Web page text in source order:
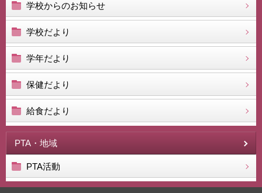
学校からのお知らせ
学校だより
学年だより
保健だより
給食だより
PTA・地域
PTA活動